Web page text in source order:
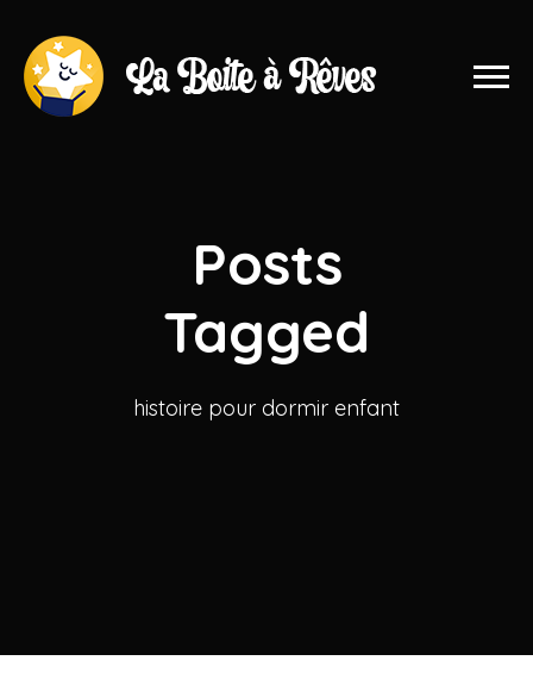
Posts
Tagged
histoire pour dormir enfant